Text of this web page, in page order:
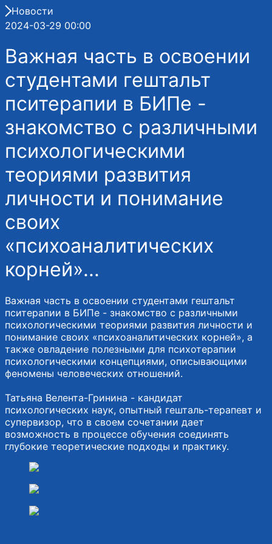
Новости
2024-03-29 00:00
Важная часть в освоении
студентами гештальт
пситерапии в БИПе -
знакомство с различными
психологическими
теориями развития
личности и понимание
своих
«психоаналитических
корней»...
Важная часть в освоении студентами гештальт
пситерапии в БИПе - знакомство с различными
психологическими теориями развития личности и
понимание своих «психоаналитических корней», а
также овладение полезными для психотерапии
психологическими концепциями, описывающими
феномены человеческих отношений.
Татьяна Велента-Гринина - кандидат
психологических наук, опытный гешталь-терапевт и
супервизор, что в своем сочетании дает
возможность в процессе обучения соединять
глубокие теоретические подходы и практику.